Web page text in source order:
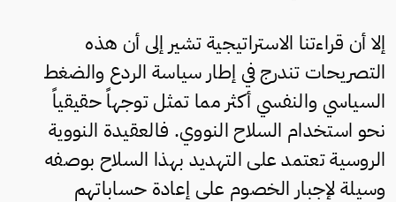
إلا أن قراءتنا الاستراتيجية تشير إلى أن هذه
التصريحات تندرج في إطار سياسة الردع والضغط
السياسي والنفسي أكثر مما تمثل توجهاً حقيقياً
نحو استخدام السلاح النووي. فالعقيدة النووية
الروسية تعتمد على التهديد بهذا السلاح بوصفه
وسيلة لإجبار الخصوم على إعادة حساباتهم